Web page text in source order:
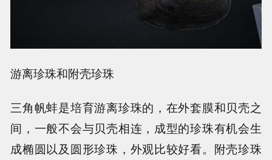
游离珍珠和附壳珍珠
三角帆蚌是培育游离珍珠的，在外套膜和贝壳之
间，一般不会与贝壳相连，成型的珍珠有机会生
成椭圆以及圆形珍珠，外观比较好看。附壳珍珠